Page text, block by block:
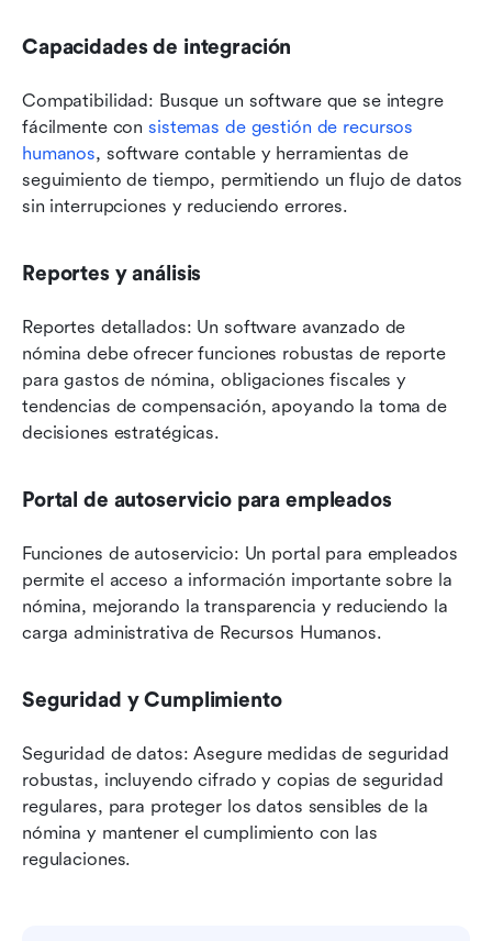
Capacidades de integración
Compatibilidad: Busque un software que se integre
fácilmente con sistemas de gestión de recursos
humanos, software contable y herramientas de
seguimiento de tiempo, permitiendo un flujo de datos
sin interrupciones y reduciendo errores.
Reportes y análisis
Reportes detallados: Un software avanzado de
nómina debe ofrecer funciones robustas de reporte
para gastos de nómina, obligaciones fiscales y
tendencias de compensación, apoyando la toma de
decisiones estratégicas.
Portal de autoservicio para empleados
Funciones de autoservicio: Un portal para empleados
permite el acceso a información importante sobre la
nómina, mejorando la transparencia y reduciendo la
carga administrativa de Recursos Humanos.
Seguridad y Cumplimiento
Seguridad de datos: Asegure medidas de seguridad
robustas, incluyendo cifrado y copias de seguridad
regulares, para proteger los datos sensibles de la
nómina y mantener el cumplimiento con las
regulaciones.